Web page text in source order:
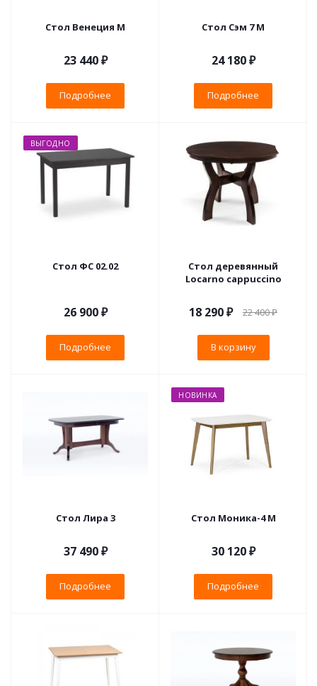
Стол Венеция М
23 440 ₽
Подробнее
Стол Сэм 7 М
24 180 ₽
Подробнее
ВЫГОДНО
Стол ФС 02.02
26 900 ₽
Подробнее
Стол деревянный
Locarno cappuccino
18 290₽ 22 400₽
В корзину
Стол Лира 3
37 490 ₽
Подробнее
НОВИНКА
Стол Моника-4 М
30 120 ₽
Подробнее